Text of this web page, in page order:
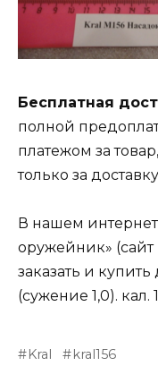
Бесплатная
полной
платежом за
только за
В нашем
оружейник»
заказать и
(сужение 1,0). кал.
Kral kral156